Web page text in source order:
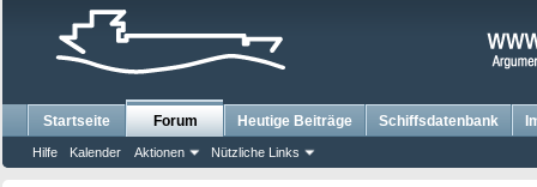
Startseite Forum
Hilfe Kalender Aktionen Nützliche Links
Heutige Beiträge Schiffsdatenbank